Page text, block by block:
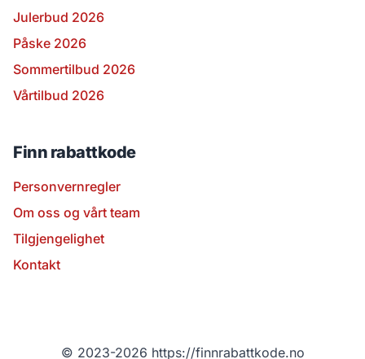
Julerbud 2026
Påske 2026
Sommertilbud 2026
Vårtilbud 2026
Finn rabattkode
Personvernregler
Om oss og vårt team
Tilgjengelighet
Kontakt
© 2023-2026 https://finnrabattkode.no